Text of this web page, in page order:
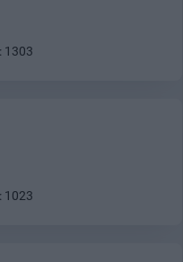
1303
1023